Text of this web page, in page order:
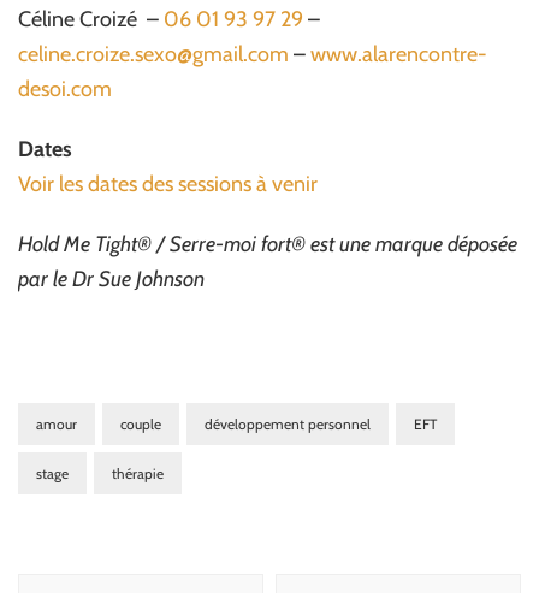
Céline Croizé – 06 01 93 97 29 –
celine.croize.sexo@gmail.com –www.alarencontre-
desoi.com
Dates
Voir les dates des sessions à venir
Hold Me Tight® / Serre-moi fort® est une marque déposée
par le Dr Sue Johnson
amour couple développement personnel EFT
stage thérapie